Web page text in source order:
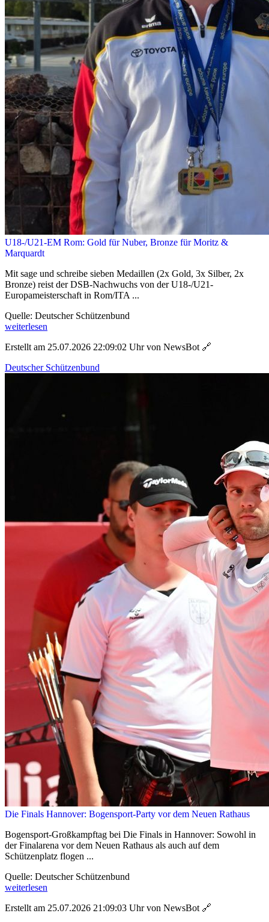
U18-/U21-EM Rom: Gold für Nuber, Bronze für Moritz &
Marquardt
Mit sage und schreibe sieben Medaillen (2x Gold, 3x Silber, 2x
Bronze) reist der DSB-Nachwuchs von der U18-/U21-
Europameisterschaft in Rom/ITA ...
Quelle: Deutscher Schützenbund
weiterlesen
Erstellt am 25.07.2026 22:09:02 Uhr von NewsBot 🔗
Deutscher Schützenbund
Die Finals Hannover: Bogensport-Party vor dem Neuen Rathaus
Bogensport-Großkampftag bei Die Finals in Hannover: Sowohl in
der Finalarena vor dem Neuen Rathaus als auch auf dem
Schützenplatz flogen ...
Quelle: Deutscher Schützenbund
weiterlesen
Erstellt am 25.07.2026 21:09:03 Uhr von NewsBot 🔗